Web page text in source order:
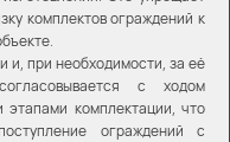
комплектов ограждений к
и, при необходимости, за её
с ходом
этапами комплектации, что
ограждений с